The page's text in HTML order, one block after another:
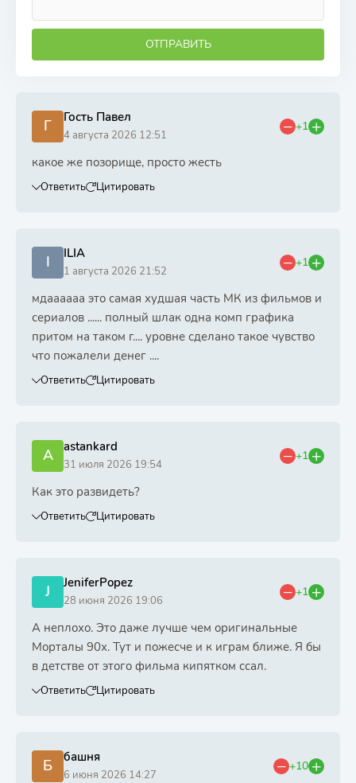
ОТПРАВИТЬ
Г Гость Павел
4 августа 2026 12:51
+1
какое же позорище, просто жесть
Ответить Цитировать
I ILIA
1 августа 2026 21:52
+1
мдаааааа это самая худшая часть МК из фильмов и
сериалов ...... полный шлак одна комп графика
притом на таком г.... уровне сделано такое чувство
что пожалели денег ....
Ответить Цитировать
A astankard
31 июля 2026 19:54
+1
Как это развидеть?
Ответить Цитировать
J JeniferPopez
28 июня 2026 19:06
+1
А неплохо. Это даже лучше чем оригинальные
Морталы 90х. Тут и пожесче и к играм ближе. Я бы
в детстве от этого фильма кипятком ссал.
Ответить Цитировать
Б башня
6 июня 2026 14:27
+10